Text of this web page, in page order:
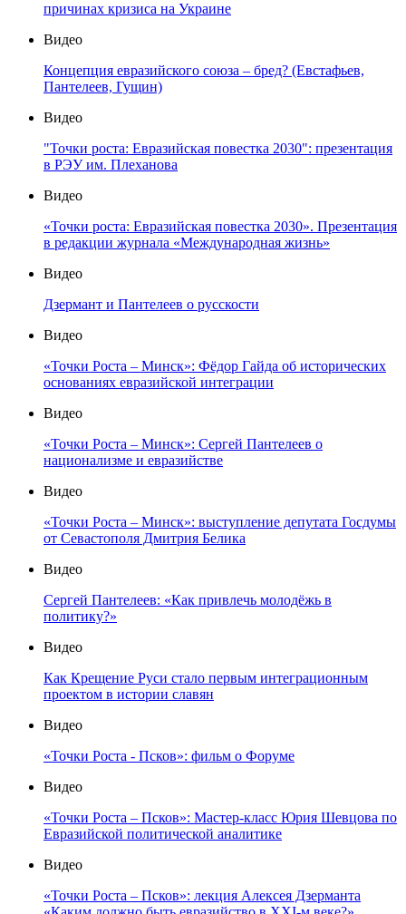
причинах кризиса на Украине
Видео
Концепция евразийского союза – бред? (Евстафьев,
Пантелеев, Гущин)
Видео
"Точки роста: Евразийская повестка 2030": презентация
в РЭУ им. Плеханова
Видео
«Точки роста: Евразийская повестка 2030». Презентация
в редакции журнала «Международная жизнь»
Видео
Дзермант и Пантелеев о русскости
Видео
«Точки Роста – Минск»: Фёдор Гайда об исторических
основаниях евразийской интеграции
Видео
«Точки Роста – Минск»: Сергей Пантелеев о
национализме и евразийстве
Видео
«Точки Роста – Минск»: выступление депутата Госдумы
от Севастополя Дмитрия Белика
Видео
Сергей Пантелеев: «Как привлечь молодёжь в
политику?»
Видео
Как Крещение Руси стало первым интеграционным
проектом в истории славян
Видео
«Точки Роста - Псков»: фильм о Форуме
Видео
«Точки Роста – Псков»: Мастер-класс Юрия Шевцова по
Евразийской политической аналитике
Видео
«Точки Роста – Псков»: лекция Алексея Дзерманта